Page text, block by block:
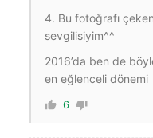
4. Bu fotoğrafı
sevgilisiyim^^
2016’da ben de
en eğlenceli dönemi
6